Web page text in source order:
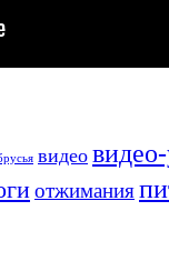
видео
отжимания